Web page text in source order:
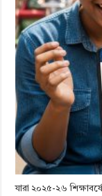
যারা ২০২৫-২৬